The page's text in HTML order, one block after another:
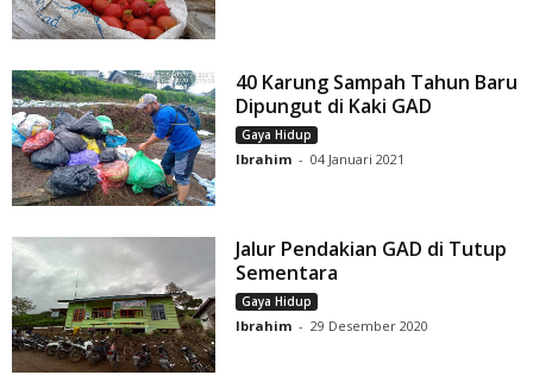
40 Karung Sampah Tahun Baru
Dipungut di Kaki GAD
Gaya Hidup
Ibrahim - 04 Januari 2021
Jalur Pendakian GAD di Tutup
Sementara
Gaya Hidup
Ibrahim - 29 Desember 2020